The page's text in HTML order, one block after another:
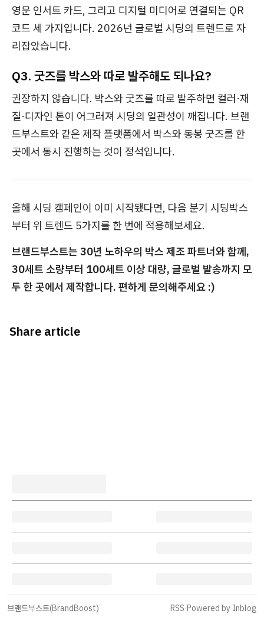
영문 인서트 카드, 그리고 디지털 미디어로 연결되는 QR
코드 세 가지입니다. 2026년 글로벌 시딩의 트렌드로 자
리잡았습니다.
Q3. 굿즈를 박스와 따로 발주해도 되나요?
권장하지 않습니다. 박스와 굿즈를 따로 발주하면 컬러·재
질·디자인 톤이 어그러져 시딩의 일관성이 깨집니다. 브랜
드부스트와 같은 제작 플랫폼에서 박스와 동봉 굿즈를 한
곳에서 동시 진행하는 것이 정석입니다.
올해 시딩 캠페인이 이미 시작됐다면, 다음 분기 시딩박스
부터 위 트렌드 5가지를 한 번에 적용해보세요.
브랜드부스트는 30년 노하우의 박스 제조 파트너와 함께,
30세트 소량부터 100세트 이상 대량, 글로벌 발송까지 모
두 한 곳에서 제작합니다. 편하게 문의해주세요 :)
Share article
브랜드부스트(BrandBoost) RSS·Powered by Inblog